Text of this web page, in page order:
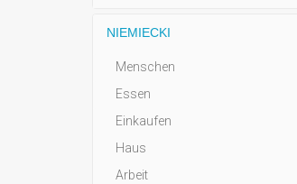
NIEMIECKI
Menschen
Essen
Einkaufen
Haus
Arbeit